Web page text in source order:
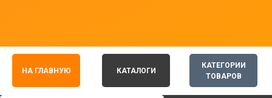
КАТЕГОРИИ
ТОВАРОВ
НА ГЛАВНУЮ КАТАЛОГИ